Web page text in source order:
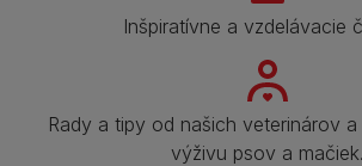
Inšpiratívne a vzdelávacie
Rady a tipy od našich veterinárov
výživu psov a mačiek.